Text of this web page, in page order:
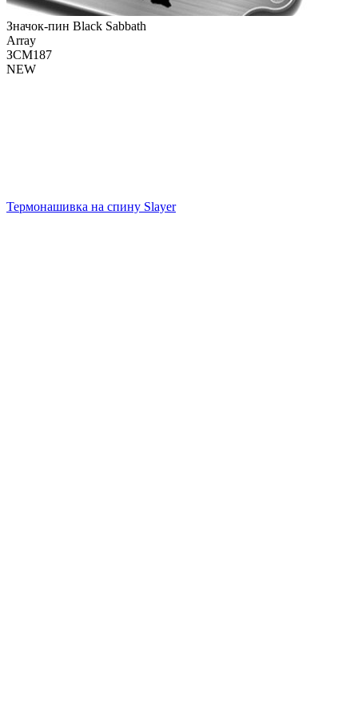
Значок-пин Black Sabbath
Array
ЗСМ187
NEW
Термонашивка на спину Slayer